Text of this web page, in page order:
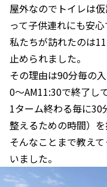
屋外なのでトイレは
って子供連れにも安心
私たちが訪れたのは
止められました。
その理由は90分毎の
0〜AM11:30で終了し
1ターム終わる毎に30
整えるための時間）を
そんなことまで教え
いました。